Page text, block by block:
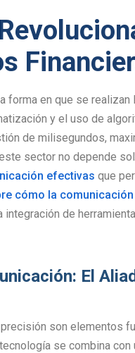
forma en que se
y el uso de
de milisegundos,
sector no depende
efectivas que
cómo la
de
El
son elementos
se combina